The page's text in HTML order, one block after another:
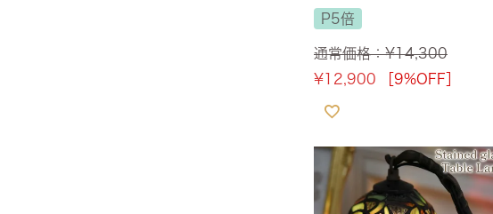
P5倍
通常価格：¥14,300
¥12,900 ［9%OFF］